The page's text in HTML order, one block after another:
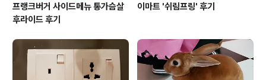
프랭크버거 사이드메뉴 통가슴살
후라이드 후기
이마트 '쉬림프링' 후기